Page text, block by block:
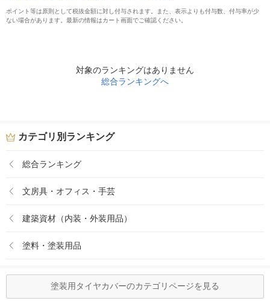
ポイント等は原則として税抜金額に対し付与されます。また、表示よりも付与数、付与率が少
ない場合があります。最新の情報はカート画面でご確認ください。
対象のランキングはありません
総合ランキングへ
カテゴリ別ランキング
総合ランキング
文房具・オフィス・手芸
建築資材（内装・外装用品）
塗料・塗装用品
塗装用タイヤカバーのカテゴリページを見る